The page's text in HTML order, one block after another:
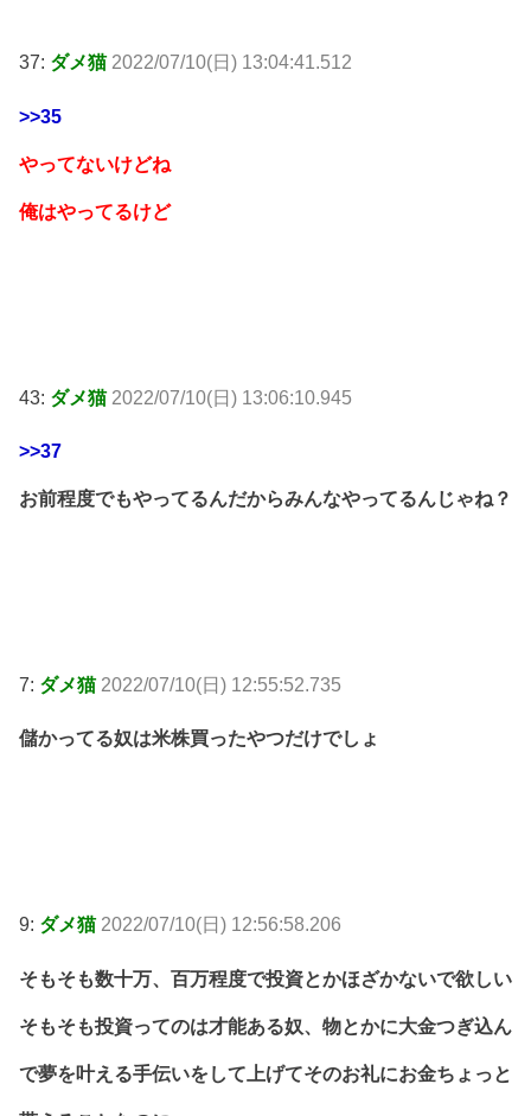
37: ダメ猫 2022/07/10(日) 13:04:41.512
>>35
やってないけどね
俺はやってるけど
43: ダメ猫 2022/07/10(日) 13:06:10.945
>>37
お前程度でもやってるんだからみんなやってるんじゃね？
7: ダメ猫 2022/07/10(日) 12:55:52.735
儲かってる奴は米株買ったやつだけでしょ
9: ダメ猫 2022/07/10(日) 12:56:58.206
そもそも数十万、百万程度で投資とかほざかないで欲しい
そもそも投資ってのは才能ある奴、物とかに大金つぎ込ん
で夢を叶える手伝いをして上げてそのお礼にお金ちょっと